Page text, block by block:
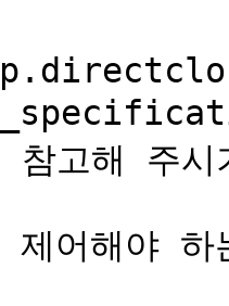
참고해 주
어해야